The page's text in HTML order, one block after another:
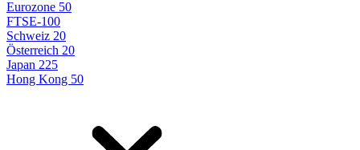
Eurozone 50
FTSE-100
Schweiz 20
Österreich 20
Japan 225
Hong Kong 50